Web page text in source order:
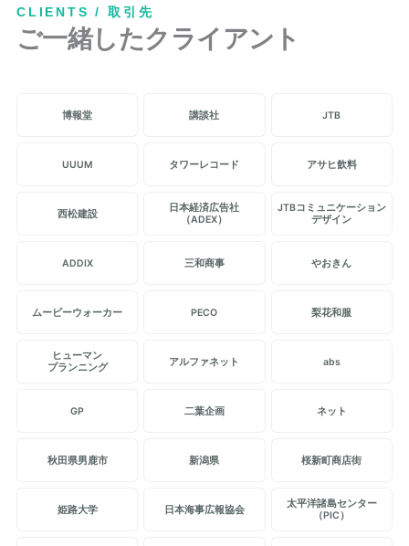
CLIENTS / 取引先
ご一緒したクライアント
博報堂 講談社 JTB
UUUM タワーレコード アサヒ飲料
西松建設
日本経済広告社
（ADEX）
JTBコミュニケーション
デザイン
ADDIX 三和商事 やおきん
ムービーウォーカー PECO 梨花和服
ヒューマン
プランニング
アルファネット abs
GP 二葉企画 ネット
秋田県男鹿市 新潟県 桜新町商店街
姫路大学 日本海事広報協会
太平洋諸島センター
（PIC）